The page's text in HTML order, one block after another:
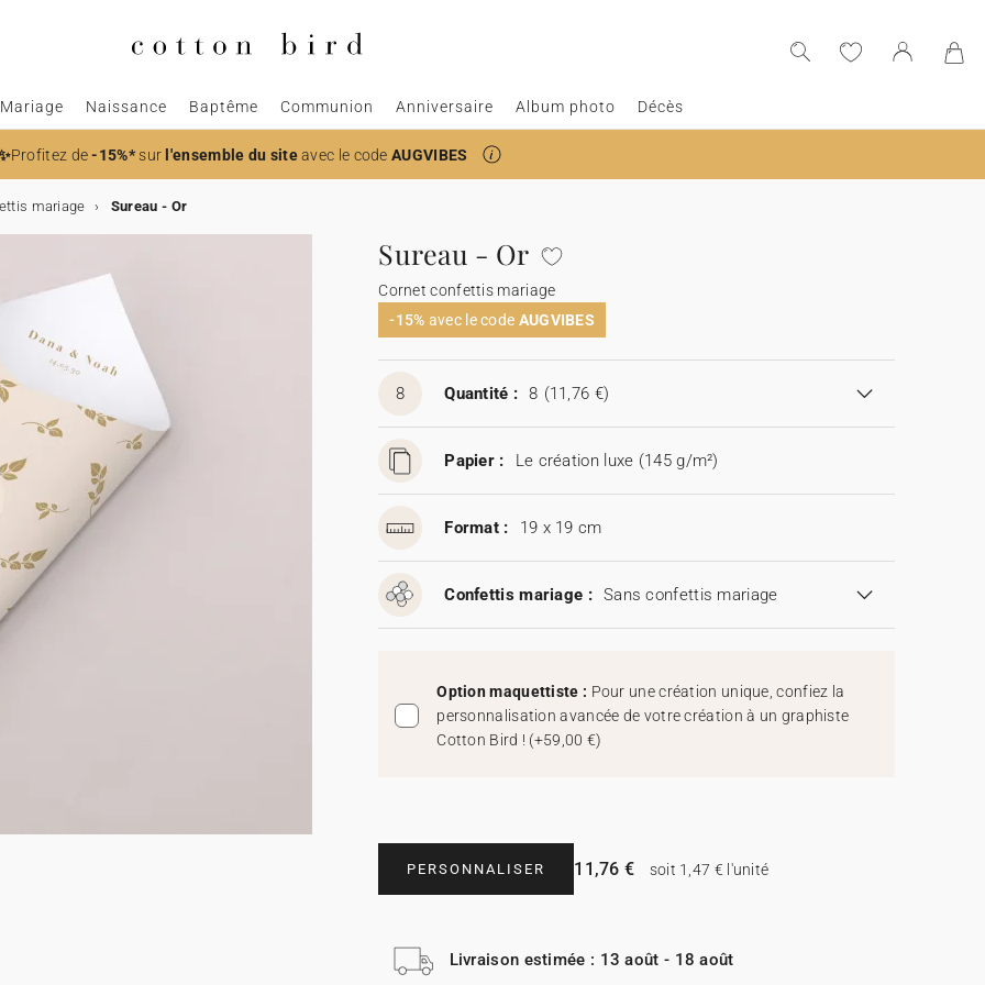
Mariage Naissance Baptême Communion Anniversaire Album photo Décès
Profitez de-15%*surl'ensemble du siteavec le code AUGVIBES
mariage Sureau - Or
Sureau - Or
Cornet confettis mariage
-15% avec le code AUGVIBES
8 Quantité : 8 (11,76 €)
Papier : Le création luxe (145 g/m²)
Format : 19 x 19 cm
Confettis mariage : Sans confettis mariage
Option maquettiste : Pour une création unique, confiez la
personnalisation avancée de votre création à un graphiste
Cotton Bird ! (+59,00 €)
PERSONNALISER 11,76 € soit 1,47 € l'unité
Livraison estimée : 13 août - 18 août